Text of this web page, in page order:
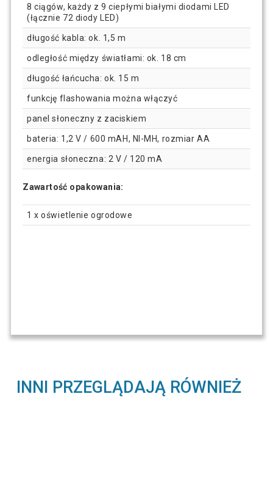
8 ciągów, każdy z 9 ciepłymi białymi diodami LED
(łącznie 72 diody LED)
długość kabla: ok. 1,5 m
odległość między światłami: ok. 18 cm
długość łańcucha: ok. 15 m
funkcję flashowania można włączyć
panel słoneczny z zaciskiem
bateria: 1,2 V / 600 mAH, NI-MH, rozmiar AA
energia słoneczna: 2 V / 120 mA
Zawartość opakowania:
1 x oświetlenie ogrodowe
INNI PRZEGLĄDAJĄ RÓWNIEŻ